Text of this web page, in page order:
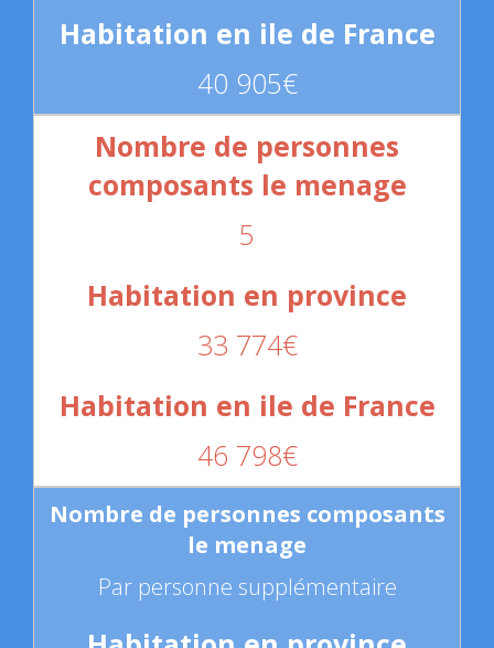
40 905€
5
33 774€
46 798€
Par personne supplémentaire